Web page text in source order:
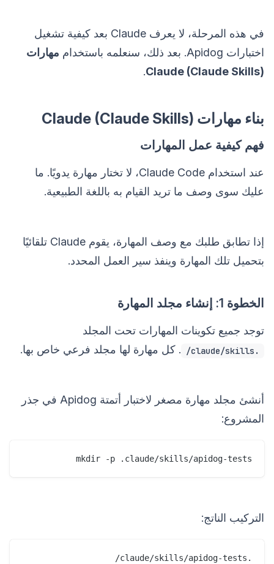
في هذه المرحلة، لا يعرف Claude بعد كيفية تشغيل
اختبارات Apidog. بعد ذلك، سنعلمه باستخدام
مهارات
Claude (Claude Skills)
.
بناء مهارات Claude (Claude Skills)
فهم كيفية عمل المهارات
عند استخدام Claude Code، لا تختار مهارة يدويًا. ما
عليك سوى وصف ما تريد القيام به باللغة الطبيعية.
إذا تطابق طلبك مع وصف المهارة، يقوم Claude تلقائيًا
بتحميل تلك المهارة وينفذ سير العمل المحدد.
الخطوة 1: إنشاء مجلد المهارة
توجد جميع تكوينات المهارات تحت المجلد
.claude/skills/ . كل مهارة لها مجلد فرعي خاص بها.
أنشئ مجلد مهارة مصغر لاختبار أتمتة Apidog في جذر
المشروع:
mkdir -p .claude/skills/apidog-tests
التركيب الناتج:
.claude/skills/apidog-tests/